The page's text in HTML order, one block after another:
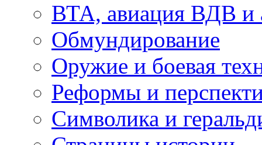
ВТА, авиация ВДВ и
Обмундирование
Оружие и боевая
Реформы и
Символика и